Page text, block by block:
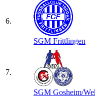
6.
SGM Frittlingen
7.
SGM Gosheim/​